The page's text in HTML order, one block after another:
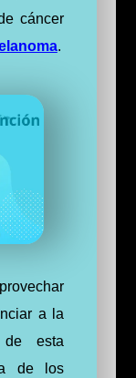
cáncer
.
a la
esta
de los